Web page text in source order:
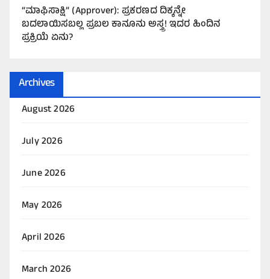
“ಮಾಫಿಸಾಕ್ಷಿ” (Approver): ಪ್ರಕರಣದ ದಿಕ್ಕನ್ನೇ
ಬದಲಾಯಿಸಬಲ್ಲ ಪ್ರಬಲ ಕಾನೂನು ಅಸ್ತ್ರ! ಇದರ ಹಿಂದಿನ
ಪ್ರಕ್ರಿಯೆ ಏನು?
Archives
August 2026
July 2026
June 2026
May 2026
April 2026
March 2026